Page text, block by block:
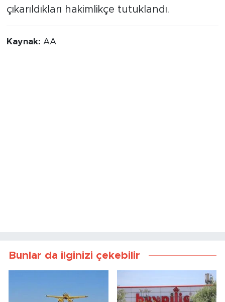
çıkarıldıkları hakimlikçe tutuklandı.
Kaynak: AA
Bunlar da ilginizi çekebilir